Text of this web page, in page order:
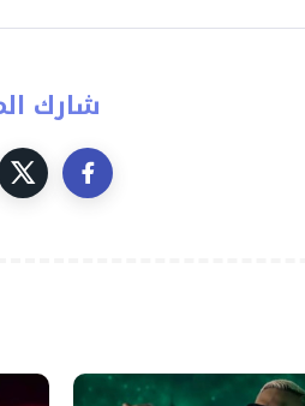
شارك